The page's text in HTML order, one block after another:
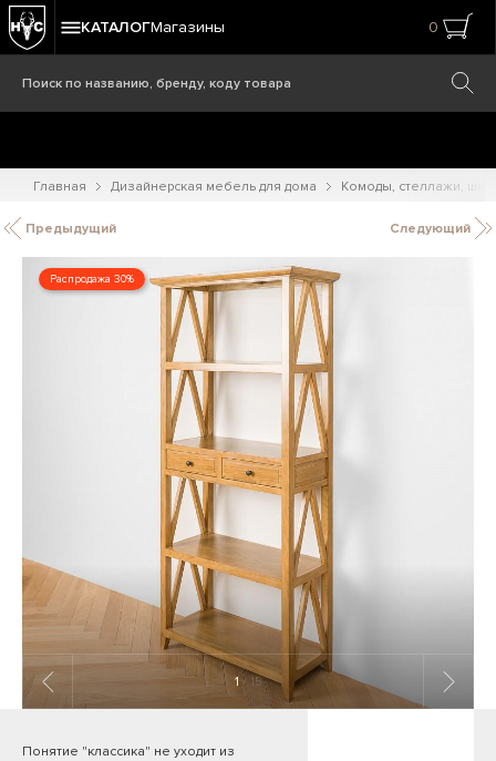
КАТАЛОГМагазины 0
Главная Дизайнерская мебель для дома Комоды, стеллажи,
Предыдущий Следующий
Распродажа 30%
1 / 15
Понятие "классика" не уходит из